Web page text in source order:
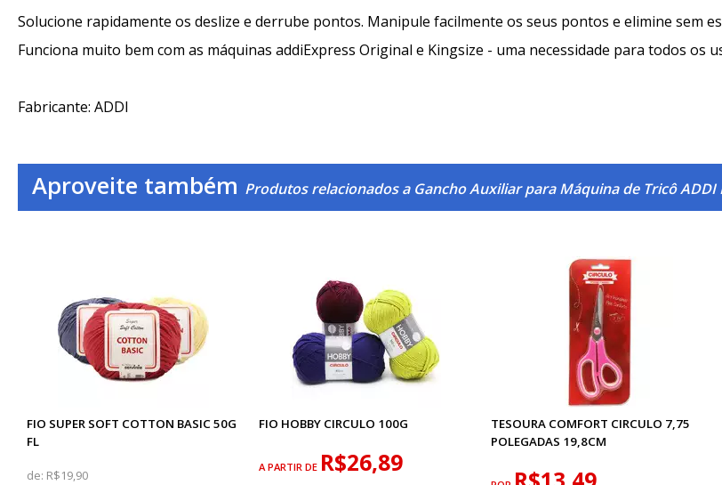
Solucione rapidamente os deslize e derrube pontos. Manipule facilmente os seus pontos e elimine sem
Funciona muito bem com as máquinas addiExpress Original e Kingsize - uma necessidade para todos os
Fabricante: ADDI
Aproveite também Produtos relacionados a Gancho Auxiliar para Máquina de Tricô ADDI
FIO SUPER SOFT COTTON BASIC 50G
FL
de: R$19,90
FIO HOBBY CIRCULO 100G
A PARTIR DE R$26,89
TESOURA COMFORT CIRCULO 7,75
POLEGADAS 19,8CM